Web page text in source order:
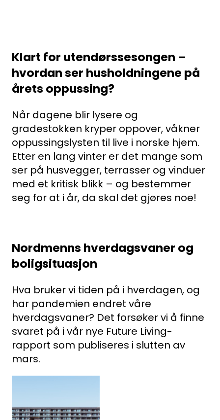
Klart for utendørssesongen –
hvordan ser husholdningene på
årets oppussing?
Når dagene blir lysere og
gradestokken kryper oppover, våkner
oppussingslysten til live i norske hjem.
Etter en lang vinter er det mange som
ser på husvegger, terrasser og vinduer
med et kritisk blikk – og bestemmer
seg for at i år, da skal det gjøres noe!
Nordmenns hverdagsvaner og
boligsituasjon
Hva bruker vi tiden på i hverdagen, og
har pandemien endret våre
hverdagsvaner? Det forsøker vi å finne
svaret på i vår nye Future Living-
rapport som publiseres i slutten av
mars.